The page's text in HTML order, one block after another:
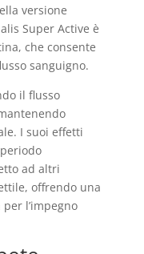
versione
Super Active è
che consente
sanguigno.
il flusso
I suoi effetti
ad altri
offrendo una
l’impegno